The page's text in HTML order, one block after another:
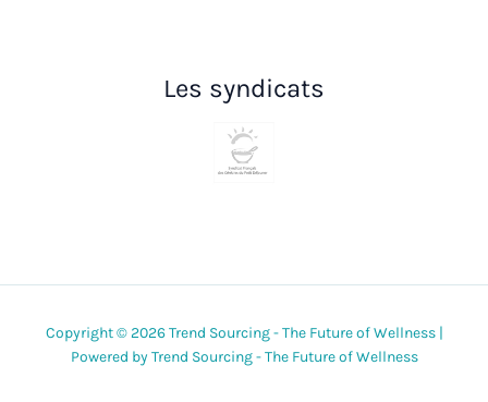
Les syndicats
Copyright © 2026 Trend Sourcing - The Future of Wellness |
Powered by Trend Sourcing - The Future of Wellness